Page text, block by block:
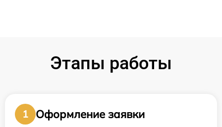
Этапы работы
1
Оформление заявки